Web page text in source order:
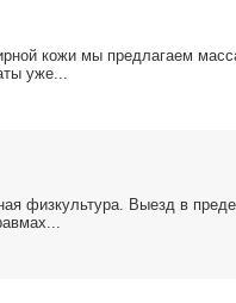
ко­жи мы пред­ла­га­ем
уже...
физ­куль­ту­ра. Вы­езд в